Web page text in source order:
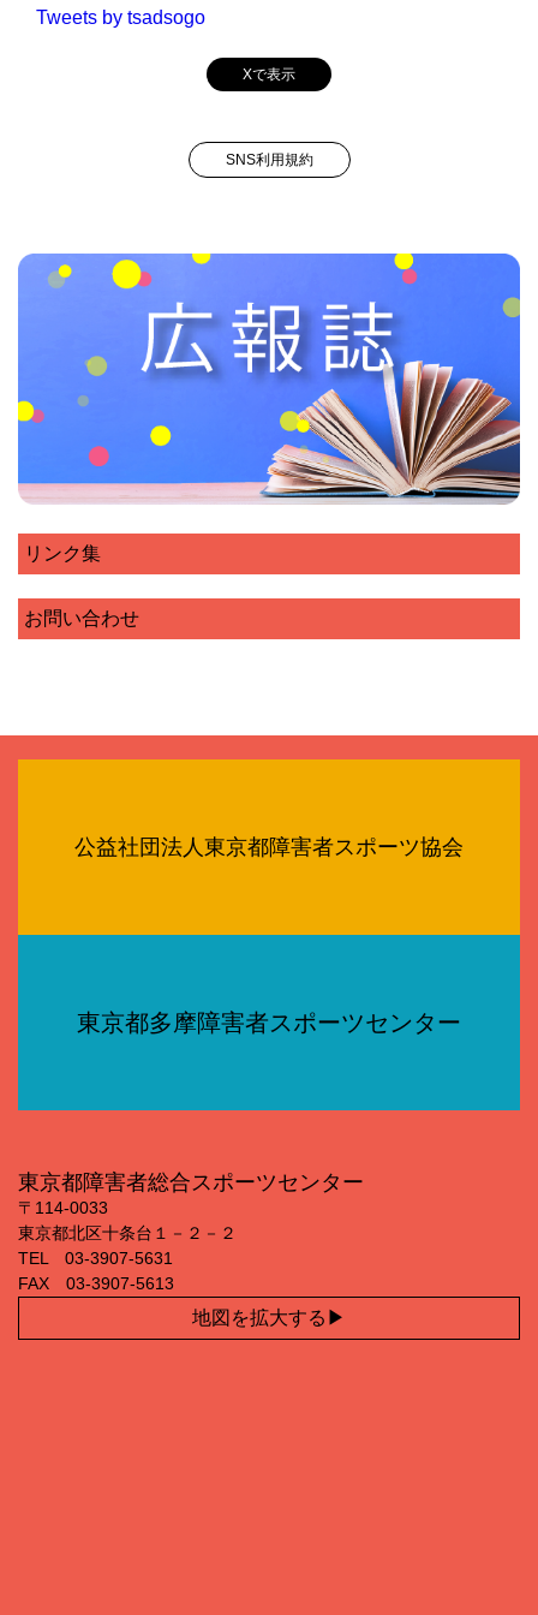
Tweets by tsadsogo
Xで表示
SNS利用規約
リンク集
お問い合わせ
公益社団法人東京都障害者スポーツ協会
東京都多摩障害者スポーツセンター
東京都障害者総合スポーツセンター
〒114‐0033
東京都北区十条台１－２－２
TEL 03‐3907‐5631
FAX 03‐3907‐5613
地図を拡大する